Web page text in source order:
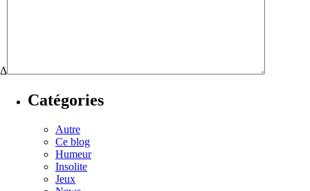
Δ
Catégories
Autre
Ce blog
Humeur
Insolite
Jeux